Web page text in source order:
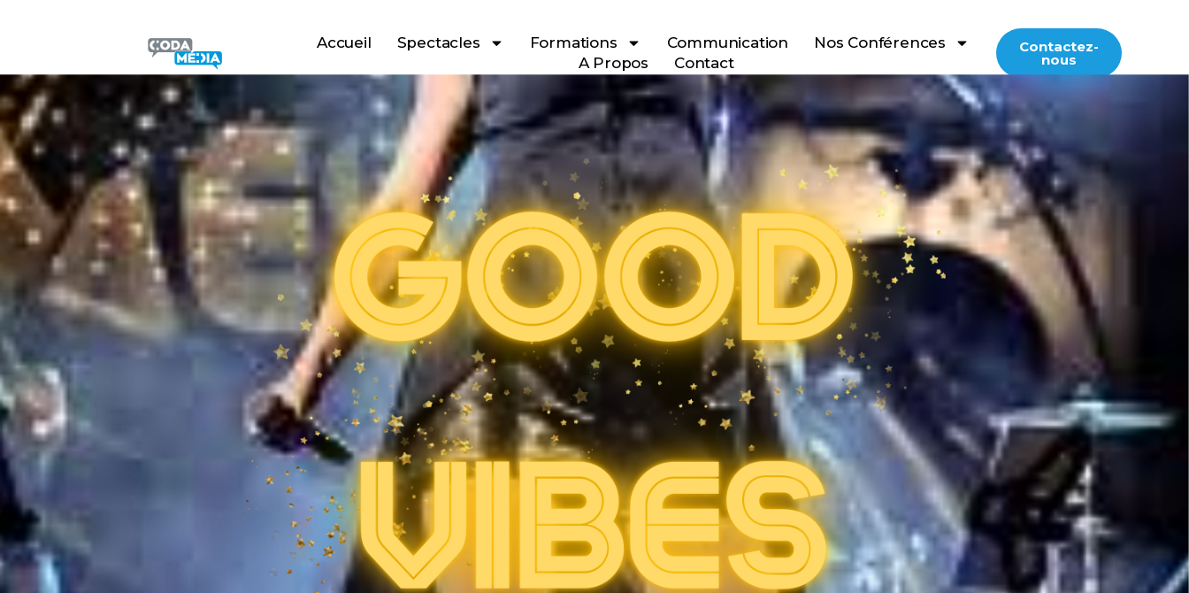
Accueil Spectacles Formations Communication
Nos Conférences
A Propos
Contact
Contactez-
nous